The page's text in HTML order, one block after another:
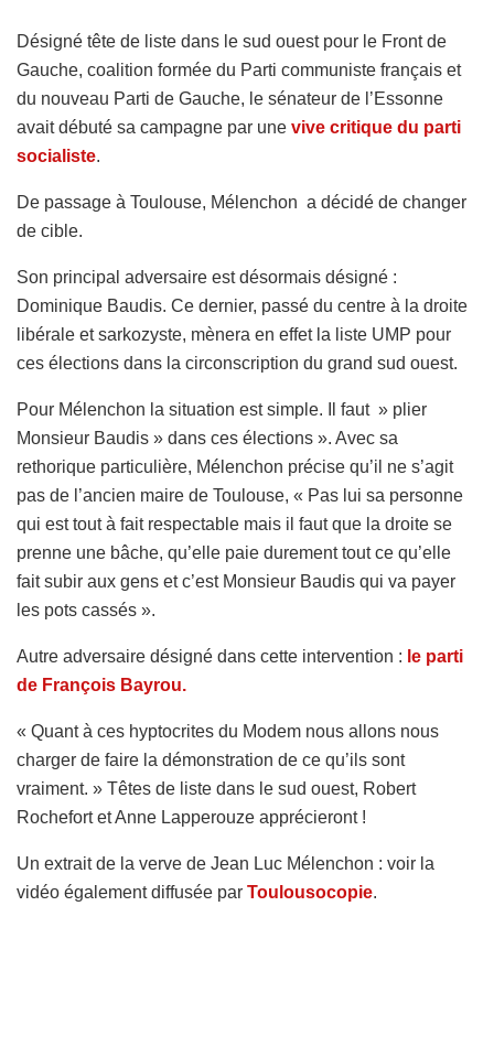
Désigné tête de liste dans le sud ouest pour le Front de
Gauche, coalition formée du Parti communiste français et
du nouveau Parti de Gauche, le sénateur de l’Essonne
avait débuté sa campagne par une vive critique du parti
socialiste.
De passage à Toulouse, Mélenchon a décidé de changer
de cible.
Son principal adversaire est désormais désigné :
Dominique Baudis. Ce dernier, passé du centre à la droite
libérale et sarkozyste, mènera en effet la liste UMP pour
ces élections dans la circonscription du grand sud ouest.
Pour Mélenchon la situation est simple. Il faut » plier
Monsieur Baudis » dans ces élections ». Avec sa
rethorique particulière, Mélenchon précise qu’il ne s’agit
pas de l’ancien maire de Toulouse, « Pas lui sa personne
qui est tout à fait respectable mais il faut que la droite se
prenne une bâche, qu’elle paie durement tout ce qu’elle
fait subir aux gens et c’est Monsieur Baudis qui va payer
les pots cassés ».
Autre adversaire désigné dans cette intervention : le parti
de François Bayrou.
« Quant à ces hyptocrites du Modem nous allons nous
charger de faire la démonstration de ce qu’ils sont
vraiment. » Têtes de liste dans le sud ouest, Robert
Rochefort et Anne Lapperouze apprécieront !
Un extrait de la verve de Jean Luc Mélenchon : voir la
vidéo également diffusée par Toulousocopie.